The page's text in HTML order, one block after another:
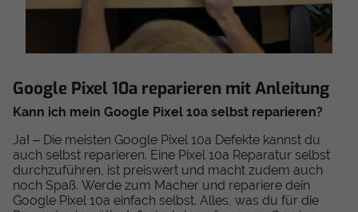
Google Pixel 10a reparieren mit Anleitung
Kann ich mein Google Pixel 10a selbst reparieren?
Ja! – Die meisten Google Pixel 10a Defekte kannst du
auch selbst reparieren. Eine Pixel 10a Reparatur selbst
durchzuführen, ist preiswert und macht zudem auch
noch Spaß. Werde zum Macher und repariere dein
Google Pixel 10a einfach selbst. Alles, was du für die